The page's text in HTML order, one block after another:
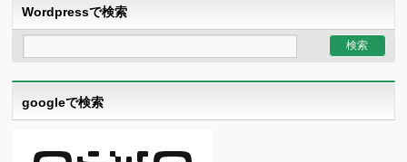
Wordpressで検索
googleで検索